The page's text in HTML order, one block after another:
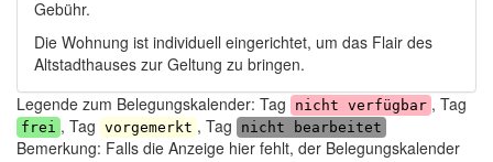
Gebühr.
Die Wohnung ist individuell eingerichtet, um das Flair des
Altstadthauses zur Geltung zu bringen.
Legende zum Belegungskalender: Tag
nicht verfügbar , Tag
frei , Tag vorgemerkt , Tag nicht bearbeitet
Bemerkung: Falls die Anzeige hier fehlt, der Belegungskalender